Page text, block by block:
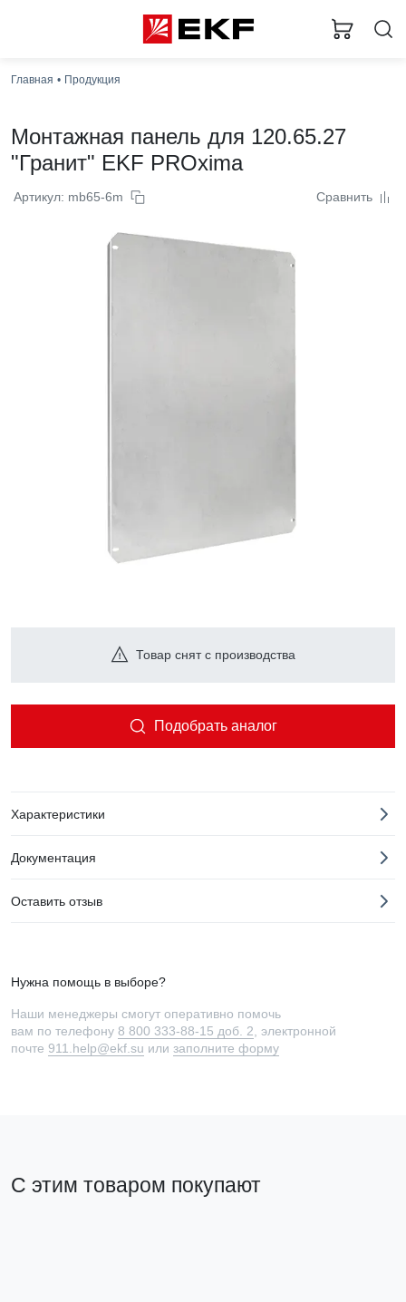
Главная Продукция
Монтажная панель для 120.65.27
"Гранит" EKF PROxima
Артикул: mb65-6m Сравнить
Товар снят с производства
Подобрать аналог
Характеристики
Документация
Оставить отзыв
Нужна помощь в выборе?
Наши менеджеры смогут оперативно помочь
вам по телефону 8 800 333-88-15 доб. 2 , электронной
почте 911.help@ekf.su или заполните форму
С этим товаром покупают